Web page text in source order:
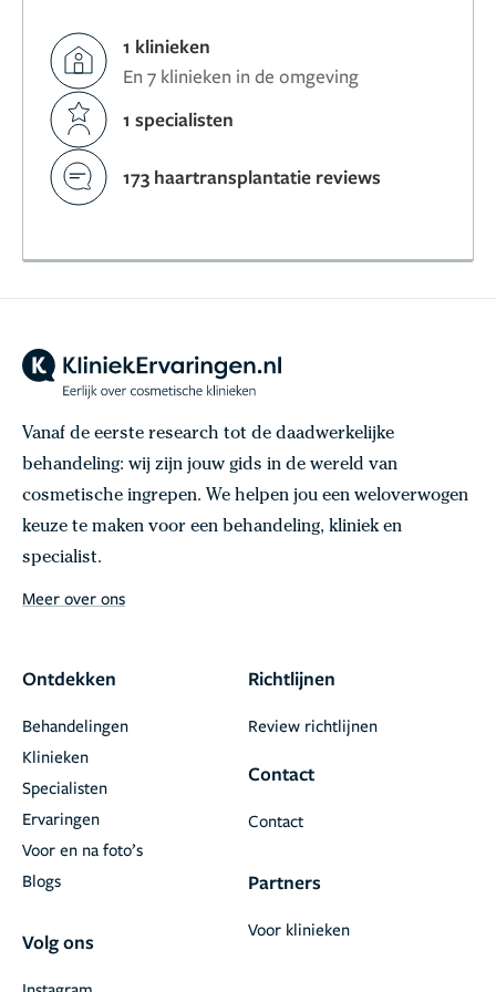
1 klinieken
En 7 klinieken in de omgeving
1 specialisten
173 haartransplantatie reviews
Vanaf de eerste research tot de daadwerkelijke
behandeling: wij zijn jouw gids in de wereld van
cosmetische ingrepen. We helpen jou een weloverwogen
keuze te maken voor een behandeling, kliniek en
specialist.
Meer over ons
Ontdekken
Behandelingen
Klinieken
Specialisten
Ervaringen
Voor en na foto’s
Blogs
Volg ons
Richtlijnen
Review richtlijnen
Contact
Contact
Partners
Voor klinieken